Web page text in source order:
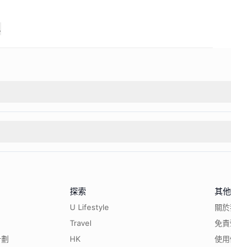
探索
U Lifestyle
Travel
HK
其他
關
免
使